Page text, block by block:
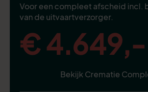
Voor een compleet afscheid incl.
van de uitvaartverzorger.
€ 4.649,-
Bekijk Crematie